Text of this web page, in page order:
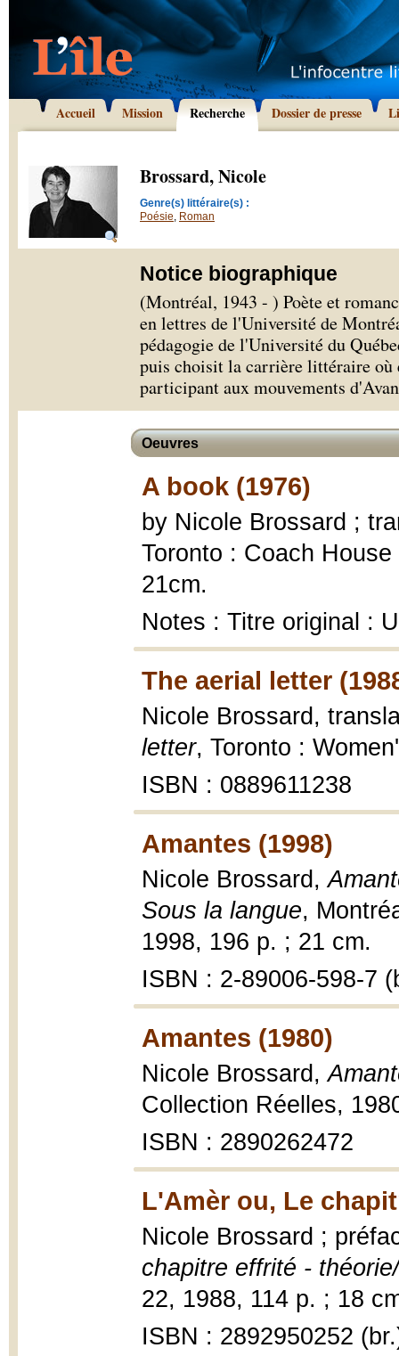
Accueil Mission Recherche Dossier de presse
Brossard, Nicole
Genre(s) littéraire(s) :
Poésie, Roman
Notice biographique
(Montréal, 1943 - ) Poète et
en lettres de l'Université de
pédagogie de l'Université du
puis choisit la carrière littéraire
participant aux mouvements
Oeuvres
A book (1976)
by Nicole Brossard ;
Toronto : Coach
21cm.
Notes : Titre original :
The aerial letter
Nicole Brossard,
letter, Toronto :
ISBN : 0889611238
Amantes (1998)
Nicole Brossard,
Sous la langue,
1998, 196 p. ; 21 cm.
ISBN : 2-89006-598-7
Amantes (1980)
Nicole Brossard,
Collection Réelles,
ISBN : 2890262472
L'Amèr ou, Le
Nicole Brossard ;
chapitre effrité -
22, 1988, 114 p. ; 18
ISBN : 2892950252